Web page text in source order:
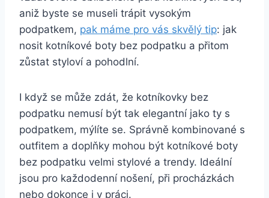
⁤aniž byste se museli ‍trápit vysokým
podpatkem, pak máme pro‍ vás skvělý tip: jak
nosit ⁢kotníkové boty⁣ bez⁤ podpatku a přitom
zůstat ​styloví⁣ a pohodlní.
I ⁣když se ‌může zdát, že kotníkovky bez‍
podpatku nemusí‌ být tak elegantní jako​ ty s
podpatkem, mýlíte se. Správně kombinované s
outfitem a doplňky mohou být kotníkové boty‍
bez podpatku velmi⁣ stylové a trendy. Ideální
jsou pro ‌každodenní nošení,‍ při procházkách
nebo ‍dokonce‌ i v práci.